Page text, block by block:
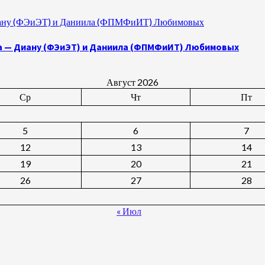
(ФЭиЭТ) и Даниила (ФПМФиИТ) Любимовых
— Диану (ФЭиЭТ) и Даниила (ФПМФиИТ) Любимовых
Август 2026
Ср
Чт Пт
5 6
7
12
13
14
19
20
21
26
27 28
« Июл